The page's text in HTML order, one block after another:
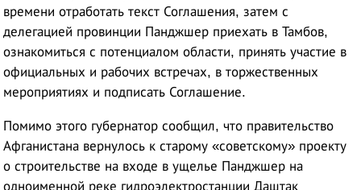
времени отработать текст Соглашения, затем с
делегацией провинции Панджшер приехать в Тамбов,
ознакомиться с потенциалом области, принять участие в
официальных и рабочих встречах, в торжественных
мероприятиях и подписать Соглашение.
Помимо этого губернатор сообщил, что правительство
Афганистана вернулось к старому «советскому» проекту
о строительстве на входе в ущелье Панджшер на
одноименной реке гидроэлектростанции Даштак